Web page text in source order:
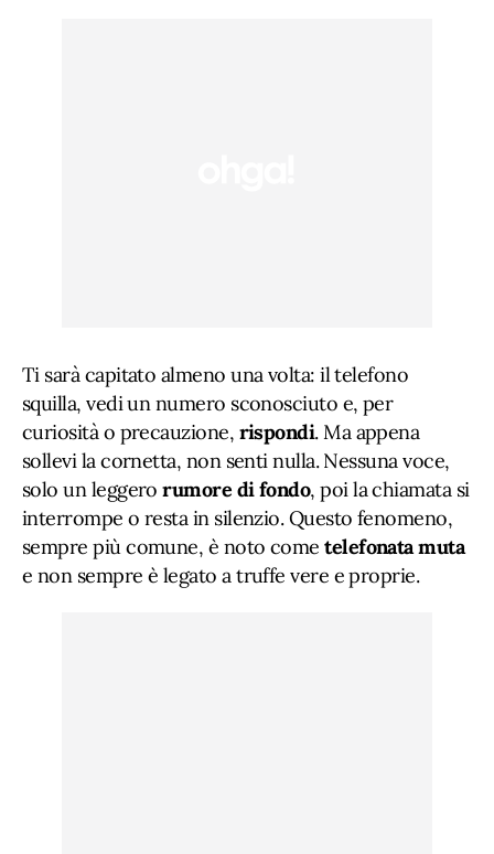
Ti sarà capitato almeno una volta: il telefono
squilla, vedi un numero sconosciuto e, per
curiosità o precauzione, rispondi. Ma appena
sollevi la cornetta, non senti nulla. Nessuna voce,
solo un leggerorumore di fondo, poi la chiamata si
interrompe o resta in silenzio. Questo fenomeno,
sempre più comune, è noto cometelefonata muta
e non sempre è legato a truffe vere e proprie.